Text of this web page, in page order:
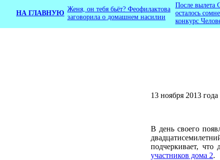
НА ГЛАВНУЮ
Женя, он тебя бьёт? Феофилактова
заговорила о домашнем насилии
После вылета
осталось
конкурс
13 ноября 2013
В день своего
подчеркивает,
участников дома 2.